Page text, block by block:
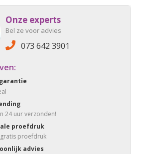
Onze experts
Bel ze voor advies
073 642 3901
24 uur verzonden!
proefdruk
proefdruk
advies